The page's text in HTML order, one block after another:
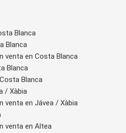
Blanca
Blanca
venta en Costa Blanca
Blanca
Blanca
/ Xàbia
venta en Jávea / Xàbia
venta en Altea